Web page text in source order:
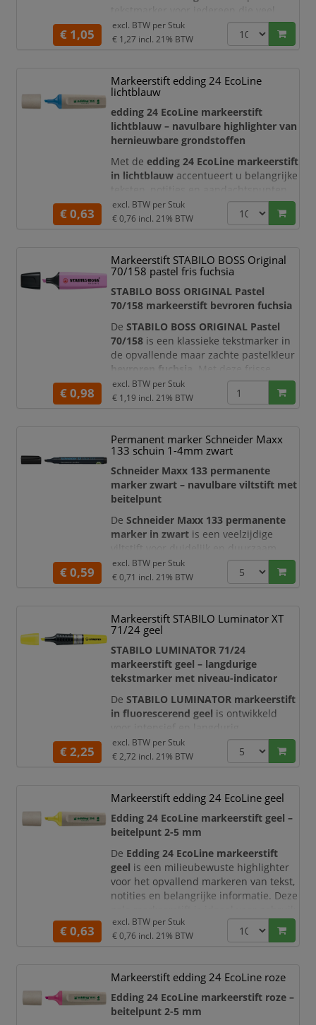
onderweg werkt, studeert of vergadert.
Dankzij het slanke ontwerp, de handige
in een etui, tas, agenda of kledingzak.
belangrijke passages, definities, deadli
€ 1,05
excl. BTW per Stuk
€ 1,27 incl. 21% BTW
Markeerstift edding 24 EcoLine
lichtblauw
edding 24 EcoLine markeerstift
lichtblauw – navulbare highlighter van
hernieuwbare grondstoffen
Met deedding 24 EcoLine markeerstift
in lichtblauw accentueert u belangrijke
op een heldere en overzichtelijke
manier. De frisse lichtblauwe neoninkt
Deze markeerstift combineert
betrouwbare markeerprestaties met
een bewuste materiaa
€ 0,63
excl. BTW per Stuk
€ 0,76 incl. 21% BTW
Markeerstift STABILO BOSS Original
70/158 pastel fris fuchsia
STABILO BOSS ORIGINAL Pastel
70/158 markeerstift bevroren fuchsia
DeSTABILO BOSS ORIGINAL Pastel
70/158 is een klassieke tekstmarker in
de opvallende maar zachte pastelkleur
bevroren fuchsia
. Met deze frisse
fuchsiatint accentueert u belangrijke
informatie op een stijlvolle en
agenda’s, planners, samenvattingen en
creatieve projecten.
De transparante pastelinkt laat
€ 0,98
excl. BTW per Stuk
€ 1,19 incl. 21% BTW
Permanent marker Schneider Maxx
133 schuin 1-4mm zwart
Schneider Maxx 133 permanente
marker zwart – navulbare viltstift met
beitelpunt
DeSchneider Maxx 133 permanente
marker in zwart is een veelzijdige
viltstift voor duidelijk en duurzaam
schrijven op vrijwel iedere ondergrond.
De intens zwarte inkt zorgt voor goed
en hout.
Dankzij de
zowel fijne teksten als brede
markeringen aanbrengen. Hier
€ 0,59
excl. BTW per Stuk
€ 0,71 incl. 21% BTW
Markeerstift STABILO Luminator XT
71/24 geel
STABILO LUMINATOR 71/24
markeerstift geel – langdurige
tekstmarker met niveau-indicator
DeSTABILO LUMINATOR markeerstift
in fluorescerend geel is ontwikkeld
voor intensief en langdurig
markeerwerk. Dankzij het extra grote
reservoir met vloeibare inkt kunt u
heldere gele kleur laat belangrijke
passages, actiepunten en
kerninformatie direct opvallen, terwijl
de onderliggende
€ 2,25
excl. BTW per Stuk
€ 2,72 incl. 21% BTW
Markeerstift edding 24 EcoLine geel
Edding 24 EcoLine markeerstift geel –
beitelpunt 2-5 mm
De Edding 24 EcoLine markeerstift
geel is een milieubewuste highlighter
voor het opvallend markeren van tekst,
notities en belangrijke informatie. Deze
op kantoor, school, tijdens studie,
administratie en dagelijks
Dankzij debeitelvormige punt met
een schrijfbreedte van 2-5 mm
zowel dun onderstrepen als brede
tekstreg
€ 0,63
excl. BTW per Stuk
€ 0,76 incl. 21% BTW
Markeerstift edding 24 EcoLine roze
Edding 24 EcoLine markeerstift roze –
beitelpunt 2-5 mm